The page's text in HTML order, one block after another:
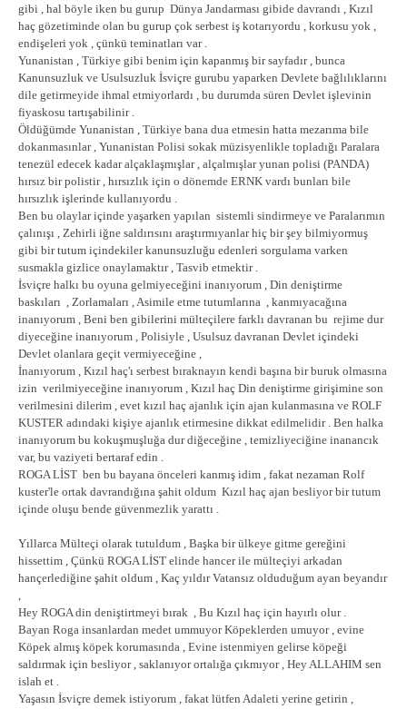
gibi , hal böyle iken bu gurup Dünya Jandarması gibide davrandı , Kızıl
haç gözetiminde olan bu gurup çok serbest iş kotarıyordu , korkusu yok ,
endişeleri yok , çünkü teminatları var .
Yunanistan , Türkiye gibi benim için kapanmış bir sayfadır , bunca
Kanunsuzluk ve Usulsuzluk İsviçre gurubu yaparken Devlete bağlılıklarını
dile getirmeyide ihmal etmiyorlardı , bu durumda süren Devlet işlevinin
fiyaskosu tartışabilinir .
Öldüğümde Yunanistan , Türkiye bana dua etmesin hatta mezarıma bile
dokanmasınlar , Yunanistan Polisi sokak müzisyenlikle topladığı Paralara
tenezül edecek kadar alçaklaşmışlar , alçalmışlar yunan polisi (PANDA)
hırsız bir polistir , hırsızlık için o dönemde ERNK vardı bunları bile
hırsızlık işlerinde kullanıyordu .
Ben bu olaylar içinde yaşarken yapılan sistemli sindirmeye ve Paralarımın
çalınışı , Zehirli iğne saldırısını araştırmıyanlar hiç bir şey bilmiyormuş
gibi bir tutum içindekiler kanunsuzluğu edenleri sorgulama varken
susmakla gizlice onaylamaktır , Tasvib etmektir .
İsviçre halkı bu oyuna gelmiyeceğini inanıyorum , Din deniştirme
baskıları , Zorlamaları , Asimile etme tutumlarına , kanmıyacağına
inanıyorum , Beni ben gibilerini mülteçilere farklı davranan bu rejime dur
diyeceğine inanıyorum , Polisiyle , Usulsuz davranan Devlet içindeki
Devlet olanlara geçit vermiyeceğine ,
İnanıyorum , Kızıl haç'ı serbest bıraknayın kendi başına bir buruk olmasına
izin verilmiyeceğine inanıyorum , Kızıl haç Din deniştirme girişimine son
verilmesini dilerim , evet kızıl haç ajanlık için ajan kulanmasına ve ROLF
KUSTER adındaki kişiye ajanlık etirmesine dikkat edilmelidir . Ben halka
inanıyorum bu kokuşmuşluğa dur diğeceğine , temizliyeciğine inanancık
var, bu vaziyeti bertaraf edin .
ROGA LİST ben bu bayana önceleri kanmış idim , fakat nezaman Rolf
kuster'le ortak davrandığına şahit oldum Kızıl haç ajan besliyor bir tutum
içinde oluşu bende güvenmezlik yarattı .
Yıllarca Mülteçi olarak tutuldum , Başka bir ülkeye gitme gereğini
hissettim , Çünkü ROGA LİST elinde hancer ile mülteçiyi arkadan
hançerlediğine şahit oldum , Kaç yıldır Vatansız olduduğum ayan beyandır
,
Hey ROGA din deniştirtmeyi bırak , Bu Kızıl haç için hayırlı olur .
Bayan Roga insanlardan medet ummuyor Köpeklerden umuyor , evine
Köpek almış köpek korumasında , Evine istenmiyen gelirse köpeği
saldırmak için besliyor , saklanıyor ortalığa çıkmıyor , Hey ALLAHIM sen
islah et .
Yaşasın İsviçre demek istiyorum , fakat lütfen Adaleti yerine getirin ,